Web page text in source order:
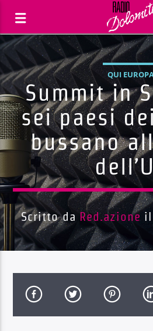
Traccia corrente
Titolo
Artista
QUI
Summit in
sei paesi
bussano
Scritto da Red.azione il